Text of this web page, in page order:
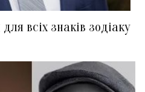
всіх знаків зодіаку